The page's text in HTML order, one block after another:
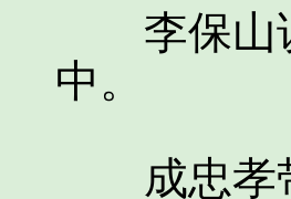
李保山说
中。
成忠孝带